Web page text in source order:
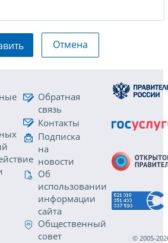
Отмена
Обратная
связь
Контакты
Подписка
на
новости
Об
использовании
информации
сайта
Общественный
совет
© 2005-